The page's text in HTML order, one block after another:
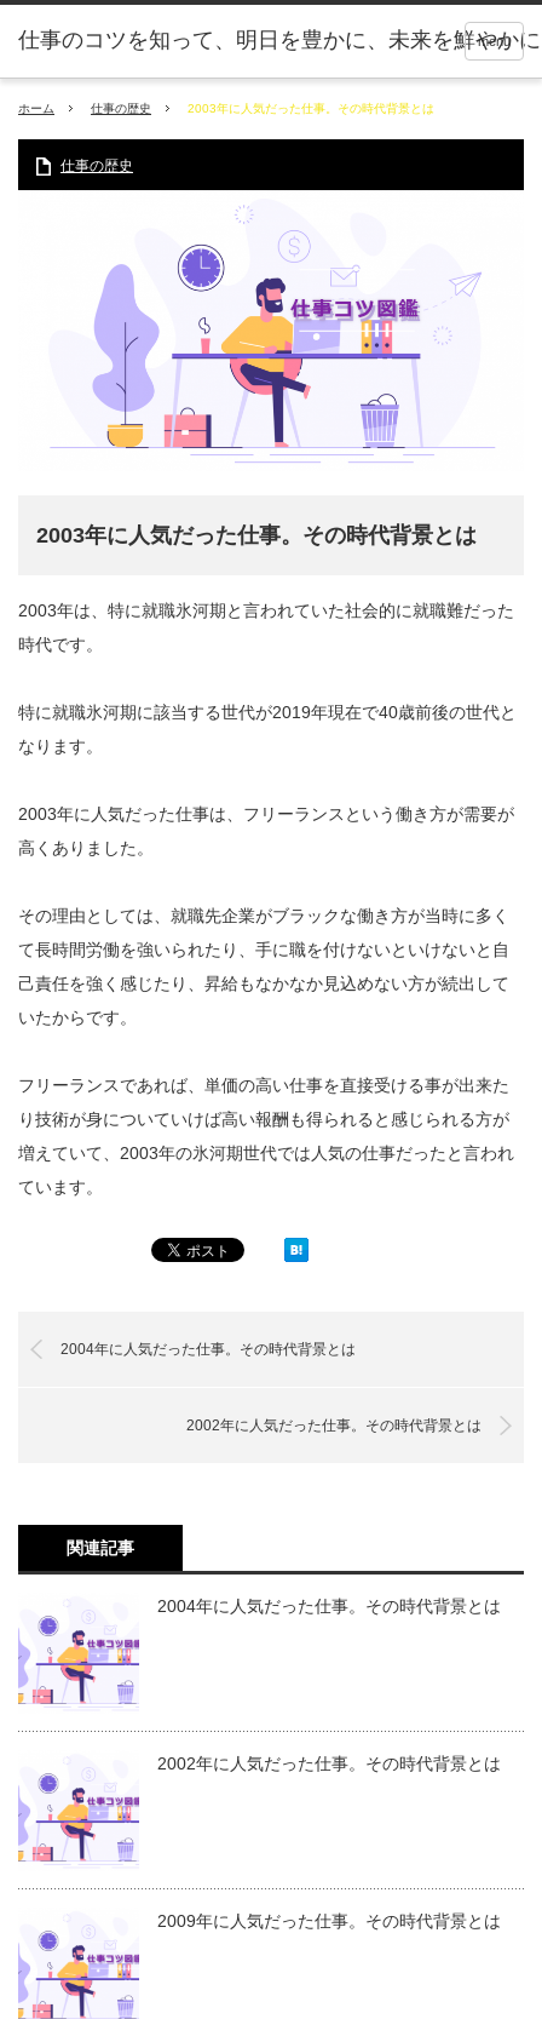
menu
仕事のコツを知って、明日を豊かに、未来を鮮やかに
ホーム 仕事の歴史 2003年に人気だった仕事。その時代背景とは
仕事の歴史
2003年に人気だった仕事。その時代背景とは
2003年は、特に就職氷河期と言われていた社会的に就職難だった
時代です。
特に就職氷河期に該当する世代が2019年現在で40歳前後の世代と
なります。
2003年に人気だった仕事は、フリーランスという働き方が需要が
高くありました。
その理由としては、就職先企業がブラックな働き方が当時に多く
て長時間労働を強いられたり、手に職を付けないといけないと自
己責任を強く感じたり、昇給もなかなか見込めない方が続出して
いたからです。
フリーランスであれば、単価の高い仕事を直接受ける事が出来た
り技術が身についていけば高い報酬も得られると感じられる方が
増えていて、2003年の氷河期世代では人気の仕事だったと言われ
ています。
2004年に人気だった仕事。その時代背景とは
2002年に人気だった仕事。その時代背景とは
関連記事
2004年に人気だった仕事。その時代背景とは
2002年に人気だった仕事。その時代背景とは
2009年に人気だった仕事。その時代背景とは